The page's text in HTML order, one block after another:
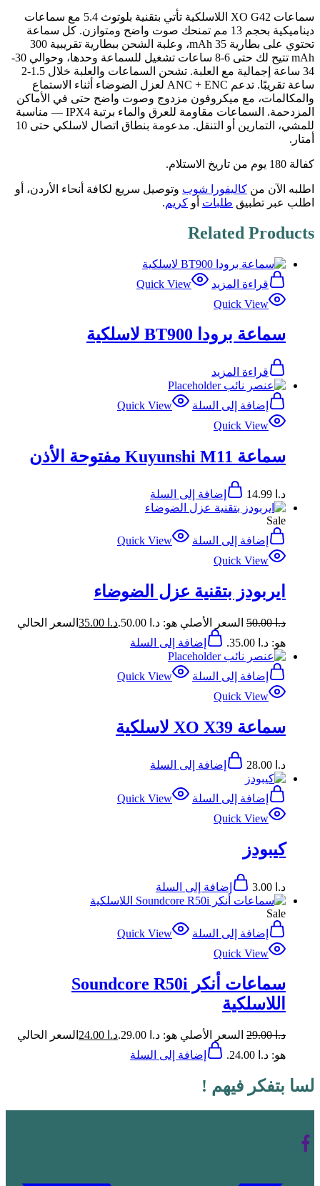
سماعات XO G42 اللاسلكية تأتي بتقنية بلوتوث 5.4 مع سماعات
ديناميكية بحجم 13 مم تمنحك صوت واضح ومتوازن. كل سماعة
تحتوي على بطارية 35 mAh، وعلبة الشحن ببطارية تقريبية 300
mAh تتيح لك حتى 6-8 ساعات تشغيل للسماعة وحدها، وحوالي 30-
34 ساعة إجمالية مع العلبة. تشحن السماعات والعلبة خلال 1.5-2
ساعة تقريبًا. تدعم ANC + ENC لعزل الضوضاء أثناء الاستماع
والمكالمات، مع ميكروفون مزدوج وصوت واضح حتى في الأماكن
المزدحمة. السماعات مقاومة للعرق والماء برتبة IPX4 — مناسبة
للمشي، التمارين أو التنقل. مدعومة بنطاق اتصال لاسلكي حتى 10
أمتار.
كفالة 180 يوم من تاريخ الاستلام.
اطلبه الآن من كاليفورا شوب وتوصيل سريع لكافة أنحاء الأردن، أو
اطلب عبر تطبيق طلبات أو كريم.
Related Products
قراءة المزيد
Quick View
Quick View
سماعة برودا BT900 لاسلكية
قراءة المزيد
إضافة إلى السلة
Quick View
Quick View
سماعة Kuyunshi M11 مفتوحة الأذن
د.ا إضافة إلى السلة
Sale
إضافة إلى السلة
Quick View
Quick View
ايربودز بتقنية عزل الضوضاء
د.ا50.00 السعر الأصلي هو: د.ا 50.00. د.ا
السعر الحالي
هو: د.ا 35.00.
إضافة إلى السلة
إضافة إلى السلة
Quick View
Quick View
سماعة XO X39 لاسلكية
د.ا إضافة إلى السلة
إضافة إلى السلة
Quick View
Quick View
كيبودز
د.ا إضافة إلى السلة
Sale
إضافة إلى السلة
Quick View
Quick View
سماعات أنكر Soundcore R50i
اللاسلكية
د.ا29.00 السعر الأصلي هو: د.ا 29.00. د.ا
السعر الحالي
هو: د.ا 24.00.
إضافة إلى السلة
لسا بتفكر فيهم !